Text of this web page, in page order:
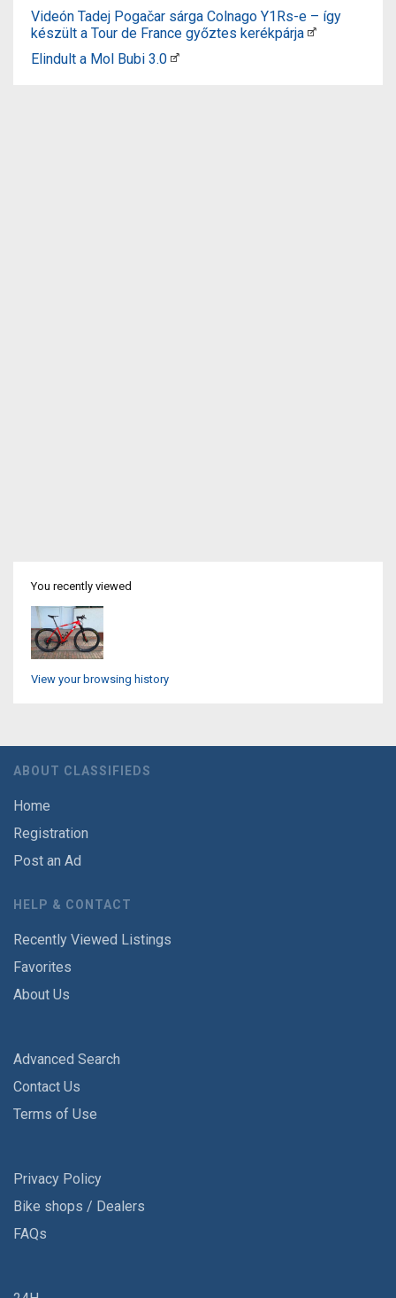
Videón Tadej Pogačar sárga Colnago Y1Rs-e – így
készült a Tour de France győztes kerékpárja
Elindult a Mol Bubi 3.0
You recently viewed
View your browsing history
ABOUT CLASSIFIEDS
Home
Registration
Post an Ad
HELP & CONTACT
Recently Viewed Listings
Favorites
About Us
Advanced Search
Contact Us
Terms of Use
Privacy Policy
Bike shops / Dealers
FAQs